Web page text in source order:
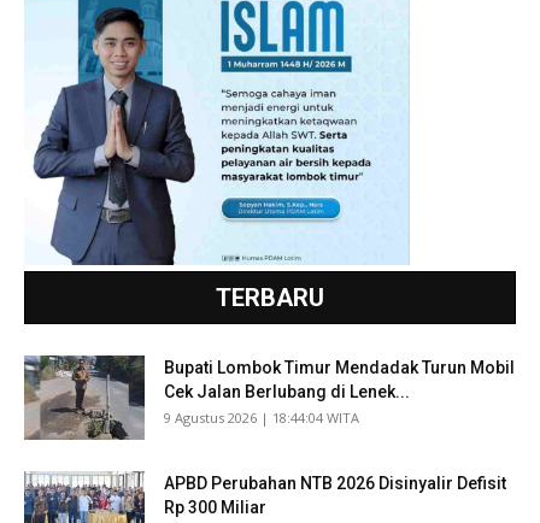
TERBARU
Bupati Lombok Timur Mendadak Turun Mobil
Cek Jalan Berlubang di Lenek...
​9 Agustus 2026 | 18:44:04 WITA
APBD Perubahan NTB 2026 Disinyalir Defisit
Rp 300 Miliar